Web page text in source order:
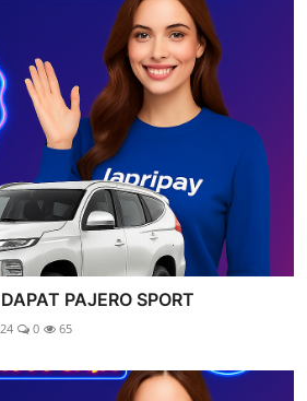
PAJERO SPORT
0 65